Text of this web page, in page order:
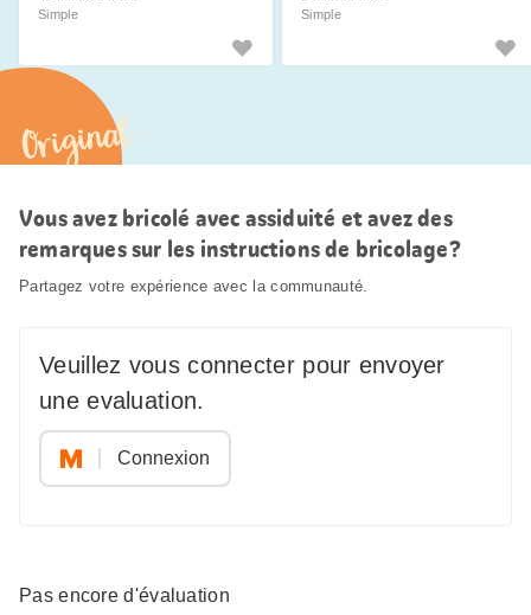
Simple
Simple
Original
Vous avez bricolé avec assiduité et avez des
remarques sur les instructions de bricolage?
Partagez votre expérience avec la communauté.
Veuillez vous connecter pour envoyer
une evaluation.
Connexion
Pas encore d'évaluation